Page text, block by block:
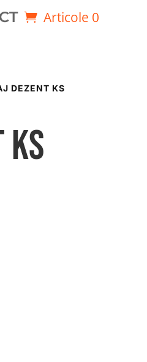
Articole 0
DEZENT KS